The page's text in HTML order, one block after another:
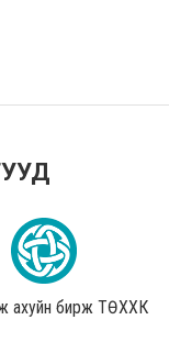
ахуйн бирж ТӨХХК